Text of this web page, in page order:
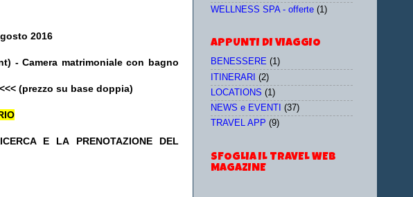
2016
- Camera matrimoniale con bagno
(prezzo su base doppia)
E LA PRENOTAZIONE DEL
WELLNESS SPA - offerte (1)
APPUNTI DI VIAGGIO
BENESSERE (1)
ITINERARI (2)
LOCATIONS (1)
NEWS e EVENTI
(37)
TRAVEL APP (9)
SFOGLIA IL TRAVEL WEB
MAGAZINE